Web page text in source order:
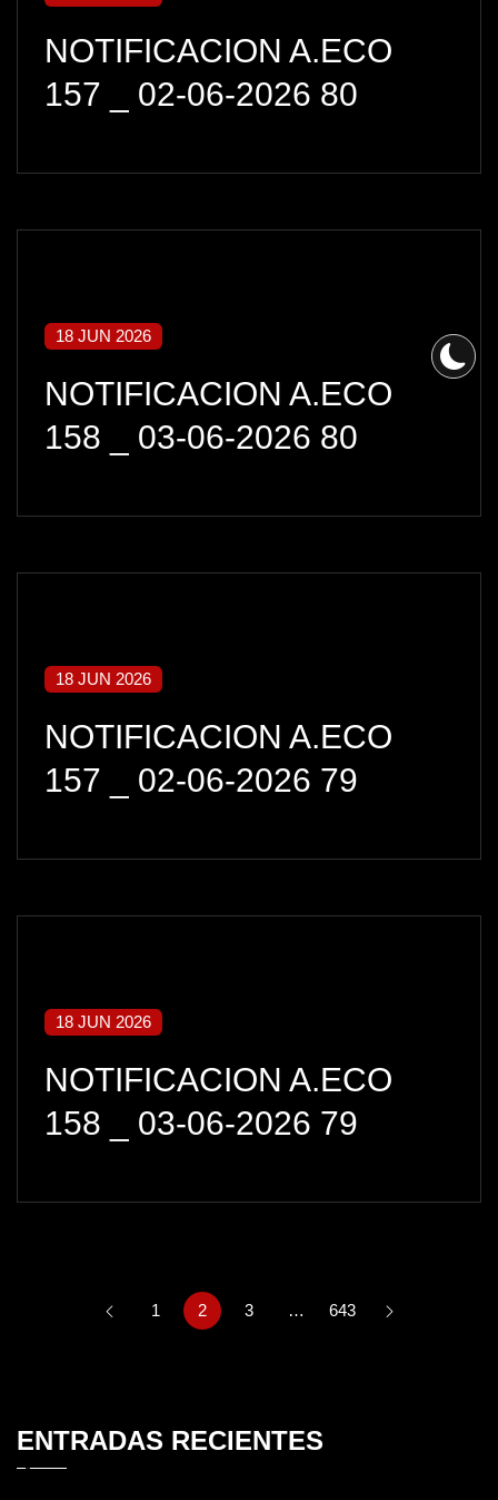
NOTIFICACION A.ECO
157 _ 02-06-2026 80
18 JUN 2026
NOTIFICACION A.ECO
158 _ 03-06-2026 80
18 JUN 2026
NOTIFICACION A.ECO
157 _ 02-06-2026 79
18 JUN 2026
NOTIFICACION A.ECO
158 _ 03-06-2026 79
1 2 3 … 643
ENTRADAS RECIENTES